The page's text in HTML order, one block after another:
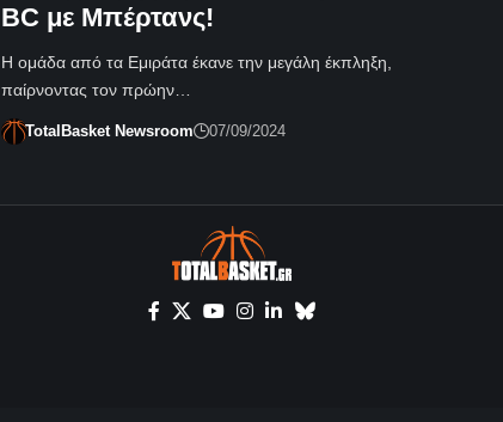
BC με Μπέρτανς!
Η ομάδα από τα Εμιράτα έκανε την μεγάλη έκπληξη,
παίρνοντας τον πρώην…
TotalBasket Newsroom 07/09/2024